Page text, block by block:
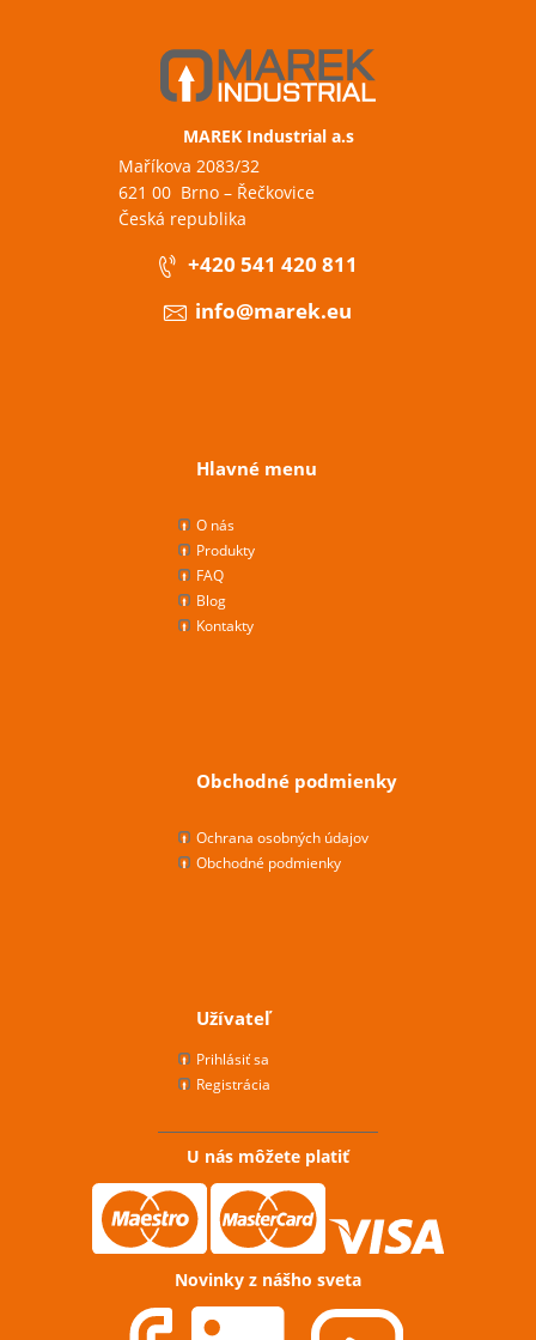
MAREK Industrial a.s
Maříkova 2083/32
621 00 Brno – Řečkovice
Česká republika
+420 541 420 811
info@marek.eu
Hlavné menu
O nás
Produkty
FAQ
Blog
Kontakty
Obchodné podmienky
Ochrana osobných údajov
Obchodné podmienky
Užívateľ
Prihlásiť sa
Registrácia
U nás môžete platiť
Novinky z nášho sveta